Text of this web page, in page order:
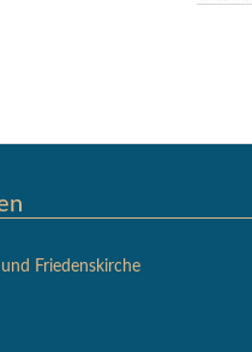
Friedenskirche